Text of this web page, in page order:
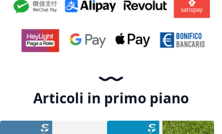
Articoli in primo piano